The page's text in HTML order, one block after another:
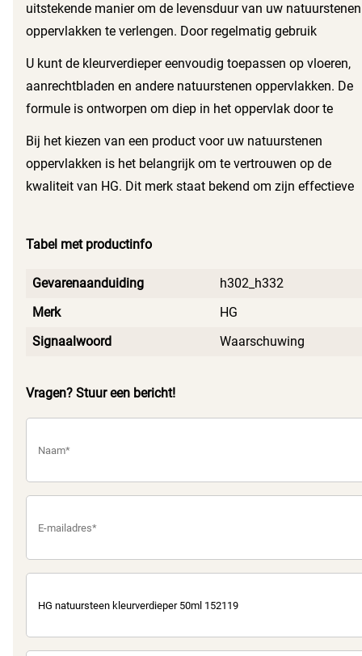
uitstekende manier om de levensduur van uw natuurstenen
oppervlakken te verlengen. Door regelmatig gebruik
U kunt de kleurverdieper eenvoudig toepassen op vloeren,
aanrechtbladen en andere natuurstenen oppervlakken. De
formule is ontworpen om diep in het oppervlak door te
Bij het kiezen van een product voor uw natuurstenen
oppervlakken is het belangrijk om te vertrouwen op de
kwaliteit van HG. Dit merk staat bekend om zijn effectieve
HG natuursteen kleurverdieper kiest u voor een product dat
zijn beloftes waarmaakt en uw natuursteen de zorg geeft
Tabel met productinfo
Gevarenaanduiding
h302_h332
Merk
HG
Signaalwoord
Waarschuwing
Vragen? Stuur een bericht!